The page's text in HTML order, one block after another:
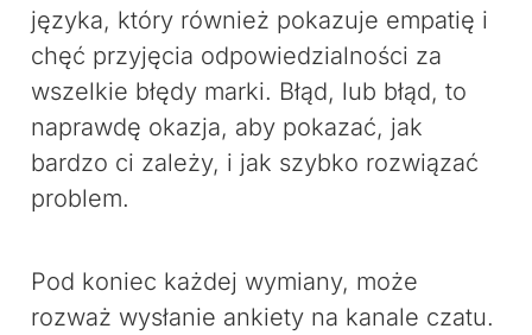
języka, który również pokazuje empatię i
chęć przyjęcia odpowiedzialności za
wszelkie błędy marki. Błąd, lub błąd, to
naprawdę okazja, aby pokazać, jak
bardzo ci zależy, i jak szybko rozwiązać
problem.
Pod koniec każdej wymiany, może
rozważ wysłanie ankiety na kanale czatu.